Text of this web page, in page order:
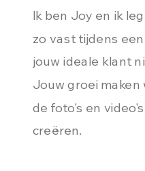
Ik ben Joy en ik
zo vast tijdens
jouw ideale klant
Jouw groei maken
de foto's en
creëren.